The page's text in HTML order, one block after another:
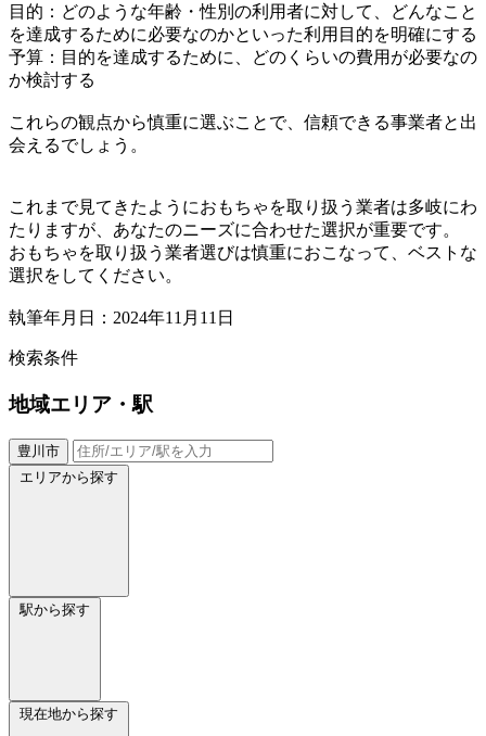
目的：どのような年齢・性別の利用者に対して、どんなこと
を達成するために必要なのかといった利用目的を明確にする
予算：目的を達成するために、どのくらいの費用が必要なの
か検討する
これらの観点から慎重に選ぶことで、信頼できる事業者と出
会えるでしょう。
これまで見てきたようにおもちゃを取り扱う業者は多岐にわ
たりますが、あなたのニーズに合わせた選択が重要です。
おもちゃを取り扱う業者選びは慎重におこなって、ベストな
選択をしてください。
執筆年月日：2024年11月11日
検索条件
地域エリア・駅
豊川市
エリアから探す
駅から探す
現在地から探す